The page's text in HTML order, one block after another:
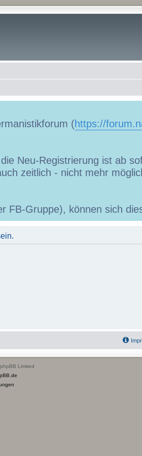
(https://
Neu-Registrierung ist ab
zeitlich - nicht mehr
FB-Gruppe), können sich
Limited